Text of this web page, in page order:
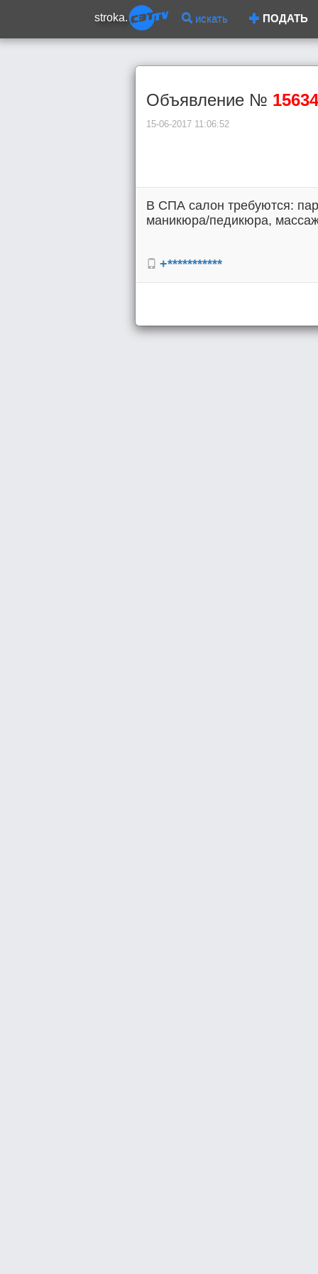
stroka. искать ПОДАТЬ
Объявление № 15634
15-06-2017 11:06:52
В СПА салон требуются:
маникюра/педикюра,
+***********